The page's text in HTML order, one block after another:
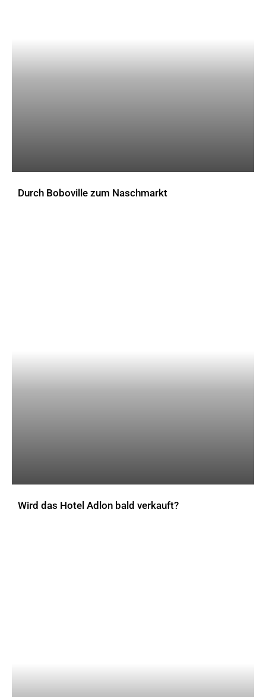
Durch Boboville zum Naschmarkt
Wird das Hotel Adlon bald verkauft?